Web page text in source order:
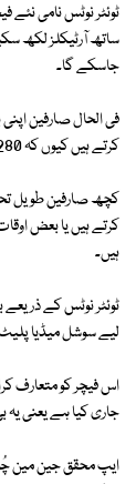
ٹوئٹر نوٹس نامی
ساتھ آرٹیکلز لکھ
جاسکے گا۔
فی الحال صارفین
کرتے ہیں کیوں کہ 280 حروف میں طویل بات نہیں کہی جاسکتی۔
کچھ صارفین طویل
کرتے ہیں یا بعض
ہیں۔
ٹوئٹر نوٹس کے
لیے سوشل میڈیا
اس فیچر کو متعارف
جاری کیا ہے یعنی
ایپ محقق جین مین